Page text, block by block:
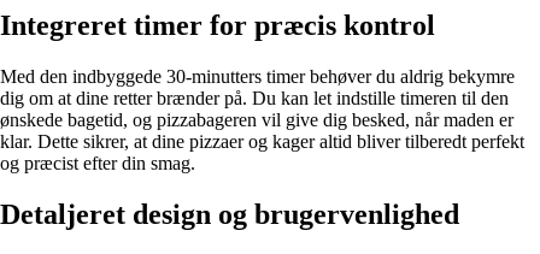
Integreret timer for præcis kontrol
Med den indbyggede 30-minutters timer behøver du aldrig bekymre
dig om at dine retter brænder på. Du kan let indstille timeren til den
ønskede bagetid, og pizzabageren vil give dig besked, når maden er
klar. Dette sikrer, at dine pizzaer og kager altid bliver tilberedt perfekt
og præcist efter din smag.
Detaljeret design og brugervenlighed